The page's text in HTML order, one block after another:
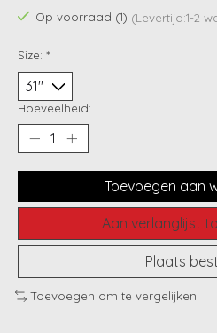
Op voorraad (1) (Levertijd:1-2
Size: *
Hoeveelheid:
Toevoegen aan
Aan verlanglijst
Plaats
Toevoegen om te vergelijken